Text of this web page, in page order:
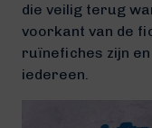
die veilig terug
voorkant van de
ruïnefiches zijn
iedereen.